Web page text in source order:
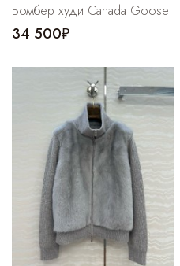
Бомбер худи Canada Goose
34 500₽